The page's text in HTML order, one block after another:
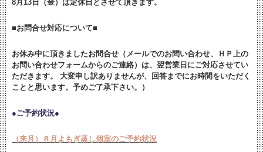
8月13日（金）は定休日とさせて頂きます。
■お問合せ対応について■
お休み中に頂きましたお問合せ（メールでのお問い合わせ、ＨＰ上の
お問い合わせフォームからのご連絡）は、翌営業日にご対応させてい
ただきます。 大変申し訳ありませんが、回答までにお時間をいただく
ことと思います。予めご了承下さい。）
●ご予約状況●
（来月）８月よもぎ蒸し個室のご予約状況